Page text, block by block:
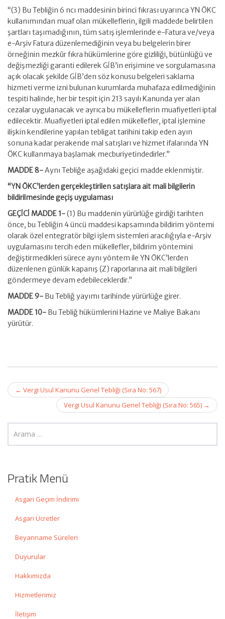
“(3) Bu Tebliğin 6 ncı maddesinin birinci fıkrası uyarınca YN ÖKC
kullanımından muaf olan mükelleflerin, ilgili maddede belirtilen
şartları taşımadığının, tüm satış işlemlerinde e-Fatura ve/veya
e-Arşiv Fatura düzenlemediğinin veya bu belgelerin birer
örneğinin mezkûr fıkra hükümlerine göre gizliliği, bütünlüğü ve
değişmezliği garanti edilerek GİB’in erişimine ve sorgulamasına
açık olacak şekilde GİB’den söz konusu belgeleri saklama
hizmeti verme izni bulunan kurumlarda muhafaza edilmediğinin
tespiti halinde, her bir tespit için 213 sayılı Kanunda yer alan
cezalar uygulanacak ve ayrıca bu mükelleflerin muafiyetleri iptal
edilecektir. Muafiyetleri iptal edilen mükellefler, iptal işlemine
ilişkin kendilerine yapılan tebligat tarihini takip eden ayın
sonuna kadar perakende mal satışları ve hizmet ifalarında YN
ÖKC kullanmaya başlamak mecburiyetindedirler.”
MADDE 8-Aynı Tebliğe aşağıdaki geçici madde eklenmiştir.
“YN ÖKC’lerden gerçekleştirilen satışlara ait mali bilgilerin
bildirilmesinde geçiş uygulaması
GEÇİCİ MADDE 1-(1) Bu maddenin yürürlüğe girdiği tarihten
önce, bu Tebliğin 4 üncü maddesi kapsamında bildirim yöntemi
olarak özel entegratör bilgi işlem sistemleri aracılığıyla e-Arşiv
uygulamasını tercih eden mükellefler, bildirim yöntemini
değiştirmedikleri sürece aynı yöntem ile YN ÖKC’lerden
düzenlenen günlük kapanış (Z) raporlarına ait mali bilgileri
göndermeye devam edebileceklerdir.”
MADDE 9- Bu Tebliğ yayımı tarihinde yürürlüğe girer.
MADDE 10- Bu Tebliğ hükümlerini Hazine ve Maliye Bakanı
yürütür.
Post
navigation
← Vergi Usul Kanunu Genel Tebliği (Sıra No: 567)
Vergi Usul Kanunu Genel Tebliği (Sıra No: 565) →
Pratik Menü
Asgari Geçim İndirimi
Asgari Ücretler
Beyanname Süreleri
Duyurular
Hakkımızda
Hizmetlerimiz
İletişim